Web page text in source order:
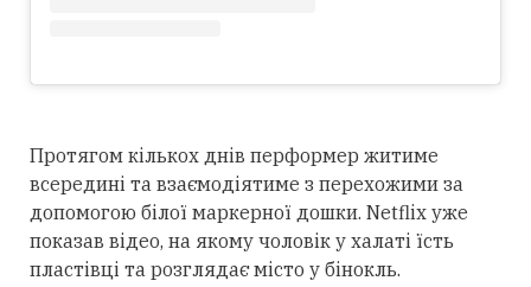
Протягом кількох днів перформер житиме
всередині та взаємодіятиме з перехожими за
допомогою білої маркерної дошки. Netflix уже
показав відео, на якому чоловік у халаті їсть
пластівці та розглядає місто у бінокль.